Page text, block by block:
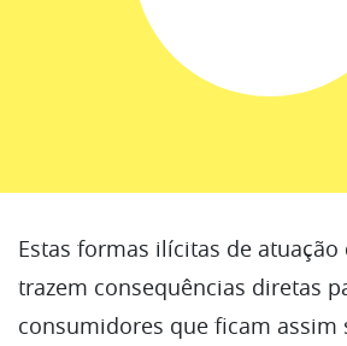
Estas formas ilícitas de atuação
trazem consequências diretas
consumidores que ficam assim